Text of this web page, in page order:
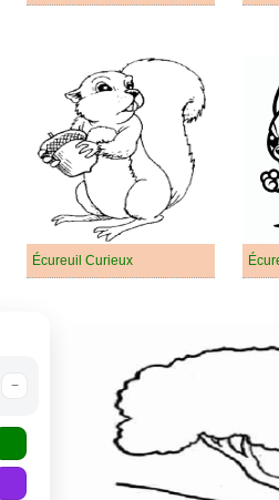
Écureuil Curieux
−